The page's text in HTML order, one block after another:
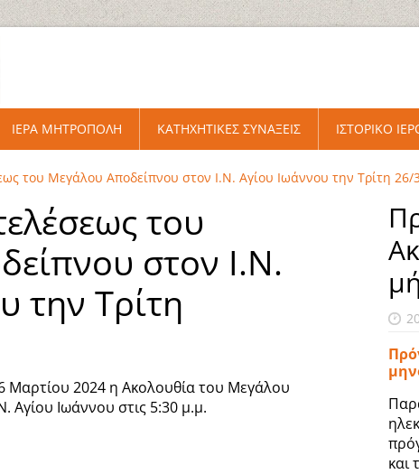
του Μεγάλου Αποδείπνου στον Ι.Ν. Αγίου Ιωάννου την Τρίτη 26/
του
στον Ι.Ν.
την Τρίτη
Μαρτίου 2024 η Ακολουθία του Μεγάλου
Αγίου Ιωάννου στις 5:30 μ.μ.
και
ΙΕΡΑ ΜΗΤΡΟΠΟΛΗ ΚΑΤΗΧΗΤΙΚΕΣ ΣΥΝΑΞΕΙΣ ΙΣΤΟΡΙΚΟ